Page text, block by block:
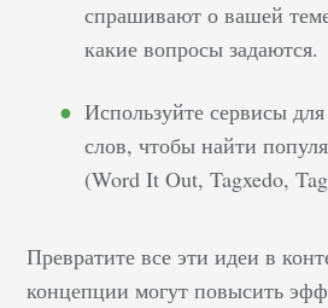
спрашивают о вашей
какие вопросы задаются.
Используйте сервисы
слов, чтобы найти
(Word It Out, Tagxedo,
Превратите все эти идеи в
концепции могут повысить